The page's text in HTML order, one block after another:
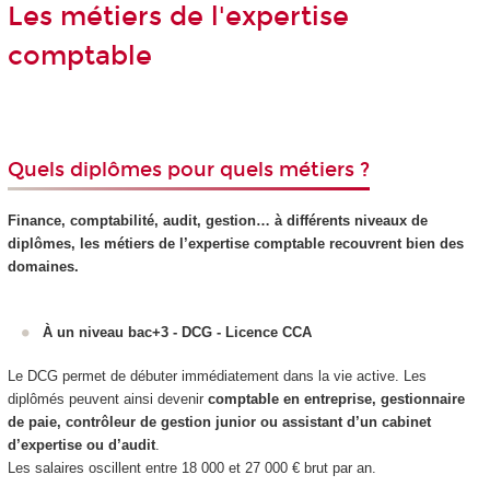
Les métiers de l'expertise
comptable
Quels diplômes pour quels métiers ?
Finance, comptabilité, audit, gestion… à différents niveaux de
diplômes, les métiers de l’expertise comptable recouvrent bien des
domaines.
À un niveau bac+3 - DCG - Licence CCA
Le DCG permet de débuter immédiatement dans la vie active. Les
diplômés peuvent ainsi devenir comptable en entreprise, gestionnaire
de paie, contrôleur de gestion junior ou assistant d’un cabinet
d’expertise ou d’audit.
Les salaires oscillent entre 18 000 et 27 000 € brut par an.